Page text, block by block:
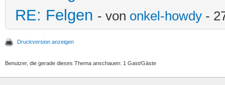
RE: Felgen - von onkel-howdy -
Druckversion anzeigen
Benutzer, die gerade dieses Thema anschauen: 1 Gast/Gäste